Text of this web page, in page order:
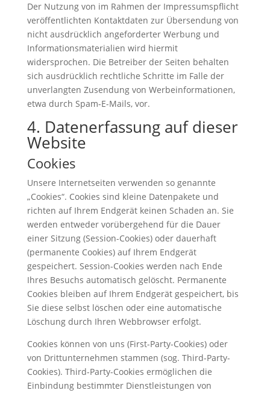
Der Nutzung von im Rahmen der Impressumspflicht
veröffentlichten Kontaktdaten zur Übersendung von
nicht ausdrücklich angeforderter Werbung und
Informationsmaterialien wird hiermit
widersprochen. Die Betreiber der Seiten behalten
sich ausdrücklich rechtliche Schritte im Falle der
unverlangten Zusendung von Werbeinformationen,
etwa durch Spam-E-Mails, vor.
4. Datenerfassung auf dieser
Website
Cookies
Unsere Internetseiten verwenden so genannte
„Cookies“. Cookies sind kleine Datenpakete und
richten auf Ihrem Endgerät keinen Schaden an. Sie
werden entweder vorübergehend für die Dauer
einer Sitzung (Session-Cookies) oder dauerhaft
(permanente Cookies) auf Ihrem Endgerät
gespeichert. Session-Cookies werden nach Ende
Ihres Besuchs automatisch gelöscht. Permanente
Cookies bleiben auf Ihrem Endgerät gespeichert, bis
Sie diese selbst löschen oder eine automatische
Löschung durch Ihren Webbrowser erfolgt.
Cookies können von uns (First-Party-Cookies) oder
von Drittunternehmen stammen (sog. Third-Party-
Cookies). Third-Party-Cookies ermöglichen die
Einbindung bestimmter Dienstleistungen von